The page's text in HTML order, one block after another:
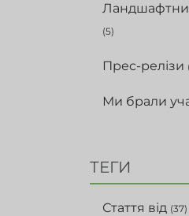
(5)
Прес-релізи
Ми брали
ТЕГИ
Стаття від (37)